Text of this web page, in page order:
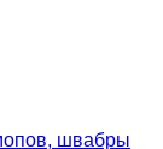
швабры